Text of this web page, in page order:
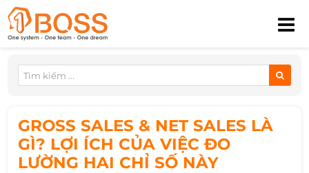
GROSS SALES & NET SALES LÀ
GÌ? LỢI ÍCH CỦA VIỆC ĐO
LƯỜNG HAI CHỈ SỐ NÀY